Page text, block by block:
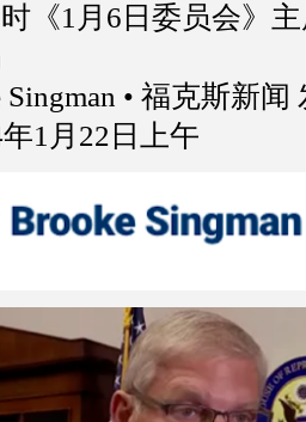
《1月6日委员会》
• 福克斯新
1月22日上午